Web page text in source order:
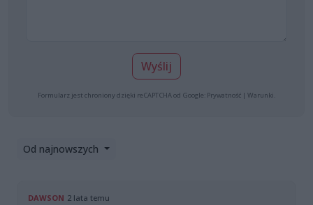
Wyślij
Formularz jest chroniony dzięki reCAPTCHA od Google: Prywatność | Warunki
Od najnowszych
DAWSON 2 lata temu